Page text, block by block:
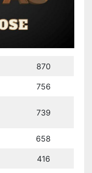
870
756
739
658
416